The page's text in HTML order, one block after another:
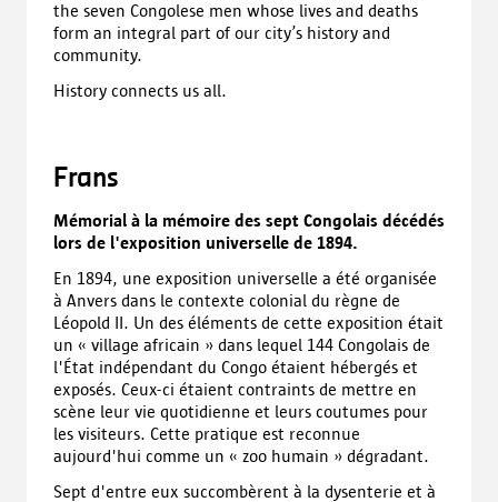
the seven Congolese men whose lives and deaths
form an integral part of our city’s history and
community.
History connects us all.
Frans
Mémorial à la mémoire des sept Congolais décédés
lors de l'exposition universelle de 1894.
En 1894, une exposition universelle a été organisée
à Anvers dans le contexte colonial du règne de
Léopold II. Un des éléments de cette exposition était
un « village africain » dans lequel 144 Congolais de
l'État indépendant du Congo étaient hébergés et
exposés. Ceux-ci étaient contraints de mettre en
scène leur vie quotidienne et leurs coutumes pour
les visiteurs. Cette pratique est reconnue
aujourd'hui comme un « zoo humain » dégradant.
Sept d'entre eux succombèrent à la dysenterie et à